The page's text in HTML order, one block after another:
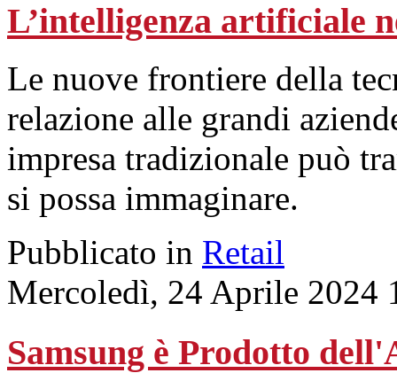
L’intelligenza artificiale
Le nuove frontiere della
relazione alle grandi
impresa tradizionale può
si possa immaginare.
Pubblicato in Retail
Mercoledì, 24 Aprile 2024
Samsung è Prodotto